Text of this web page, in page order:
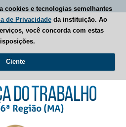
cookies e tecnologias semelhantes
de Privacidadeda instituição. Ao
você concorda com estas
Ciente